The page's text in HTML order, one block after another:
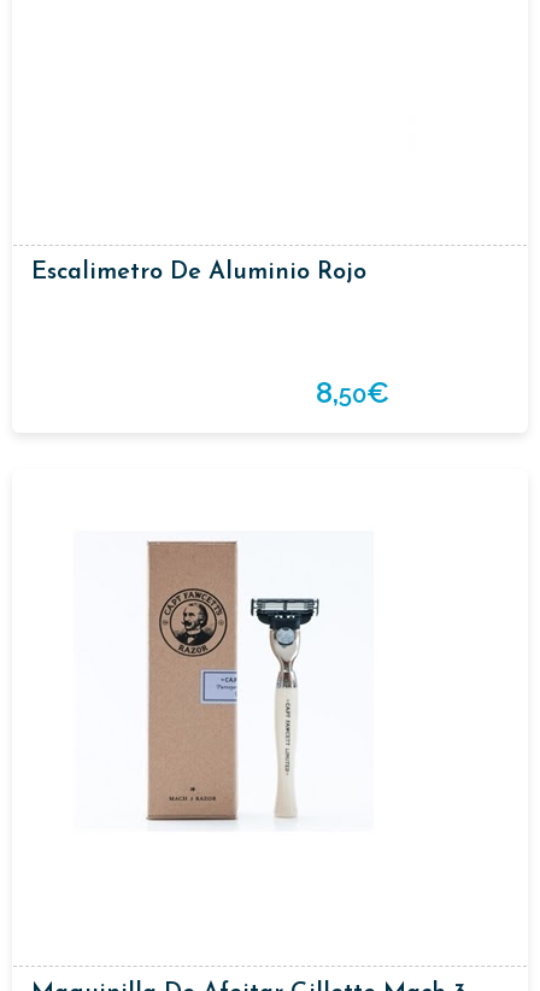
Escalimetro De Aluminio Rojo
8,50€